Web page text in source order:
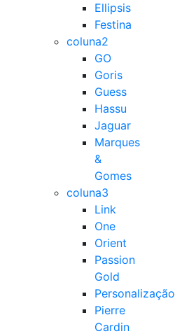
Ellipsis
Festina
coluna2
GO
Goris
Guess
Hassu
Jaguar
Marques
&
Gomes
coluna3
Link
One
Orient
Passion
Gold
Personalização
Pierre
Cardin